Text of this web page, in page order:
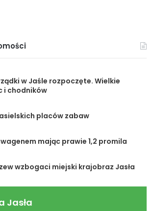
w Jaśle rozpoczęte. Wielkie
i chodników
placów zabaw
mając prawie 1,2 promila
wzbogaci miejski krajobraz Jasła
Jasła